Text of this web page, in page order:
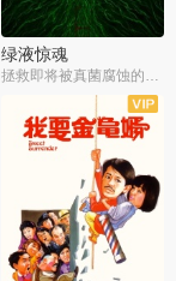
绿液惊魂
拯救即将被真菌腐蚀的世界